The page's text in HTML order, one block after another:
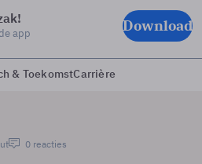
app Download
& ToekomstCarrière
0 reacties